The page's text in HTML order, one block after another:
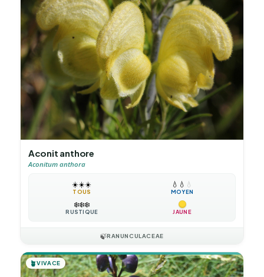
Aconit anthore
Aconitum anthora
☀️☀️☀️
TOUS
💧 💧 💧
MOYEN
❄️❄️❄️
RUSTIQUE JAUNE
🍃RANUNCULACEAE
🪴VIVACE